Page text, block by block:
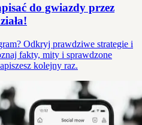
do gwiazdy przez
Odkryj prawdziwe strategie i
fakty, mity i sprawdzone
kolejny raz.